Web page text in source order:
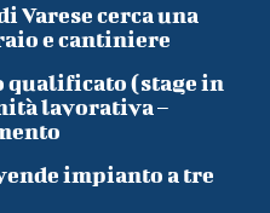
cerca una
e cantiniere
qualificato (stage in
lavorativa –
impianto a tre